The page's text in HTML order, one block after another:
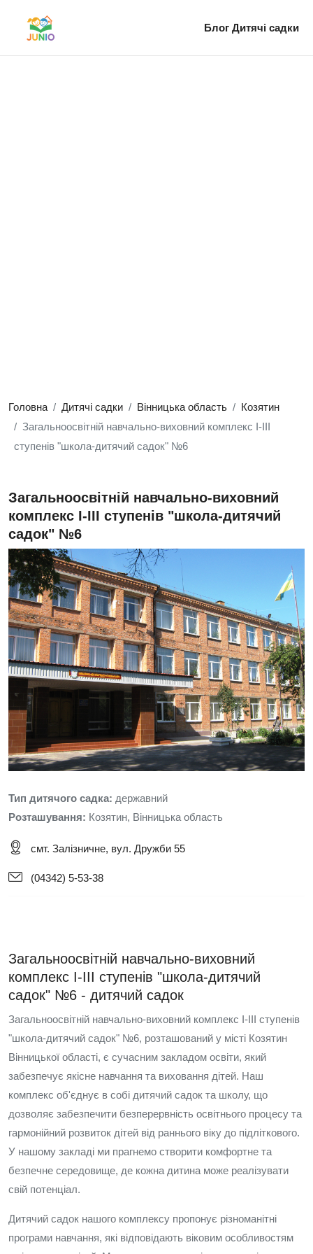
Блог Дитячі садки
Головна Дитячі садки Вінницька область
Козятин
Загальноосвітній навчально-виховний комплекс I-III
ступенів "школа-дитячий садок" №6
Загальноосвітній навчально-виховний
комплекс I-III ступенів "школа-дитячий
садок" №6
Тип дитячого садка: державний
Розташування: Козятин, Вінницька область
смт. Залізничне, вул. Дружби 55
(04342) 5-53-38
Загальноосвітній навчально-виховний
комплекс I-III ступенів "школа-дитячий
садок" №6 - дитячий садок
Загальноосвітній навчально-виховний комплекс I-III ступенів
"школа-дитячий садок" №6, розташований у місті Козятин
Вінницької області, є сучасним закладом освіти, який
забезпечує якісне навчання та виховання дітей. Наш
комплекс об'єднує в собі дитячий садок та школу, що
дозволяє забезпечити безперервність освітнього процесу та
гармонійний розвиток дітей від раннього віку до підліткового.
У нашому закладі ми прагнемо створити комфортне та
безпечне середовище, де кожна дитина може реалізувати
свій потенціал.
Дитячий садок нашого комплексу пропонує різноманітні
програми навчання, які відповідають віковим особливостям